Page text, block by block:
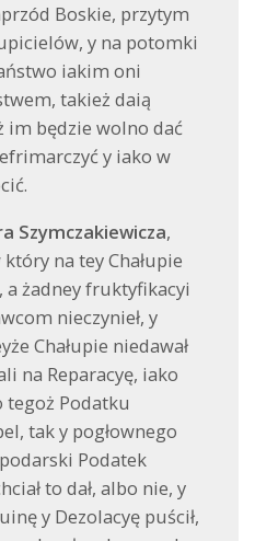
Boskie, przytym
y na potomki
iakim oni
takież daią
im będzie wolno dać
y iako w
Szymczakiewicza,
na tey Chałupie
a żadney fruktyfikacyi
nieczynieł, y
Chałupie niedawał
na Reparacyę, iako
tegoż Podatku
tak y pogłownego
Podatek
to dał, albo nie, y
y Dezolacyę puścił,